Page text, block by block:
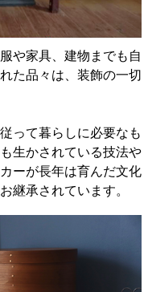
や家具、建物までも自
た品々は、装飾の一切
って暮らしに必要なも
生かされている技法や
ーが長年は育んだ文化
継承されています。